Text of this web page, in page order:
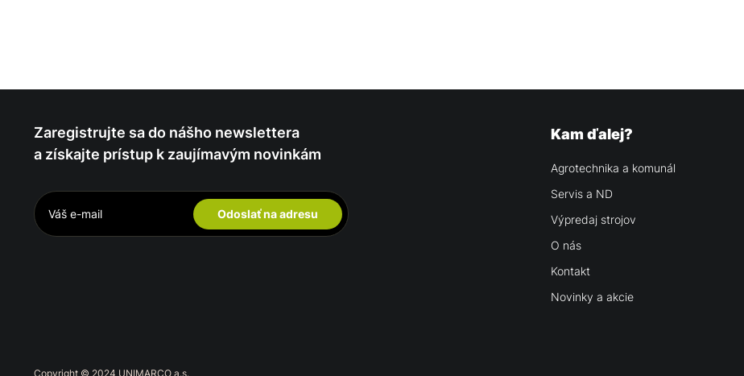
Zaregistrujte sa do nášho newslettera
a získajte prístup k zaujímavým novinkám
Odoslať na adresu
Kam ďalej?
Agrotechnika a komunál
Servis a ND
Výpredaj strojov
O nás
Kontakt
Novinky a akcie
Copyright © 2024 UNIMARCO a.s.